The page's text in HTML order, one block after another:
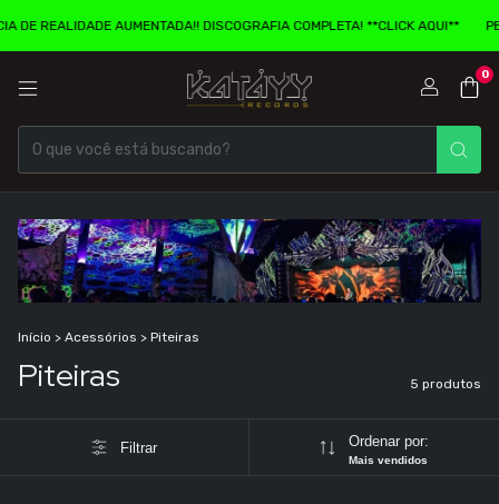
DE REALIDADE AUMENTADA!! DISCOGRAFIA COMPLETA! **CLICK AQUI**
0
Início > Acessórios > Piteiras
Piteiras 5 produtos
Filtrar Ordenar por:
Mais vendidos